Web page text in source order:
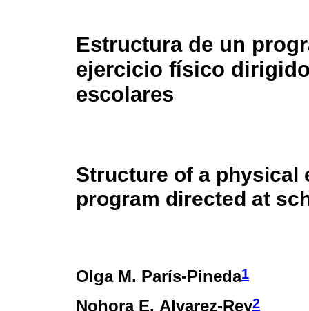
Estructura de un
ejercicio físico
escolares
Structure of a physical
program directed at
Olga M. París-Pineda1
Nohora E. Alvarez-Rey2